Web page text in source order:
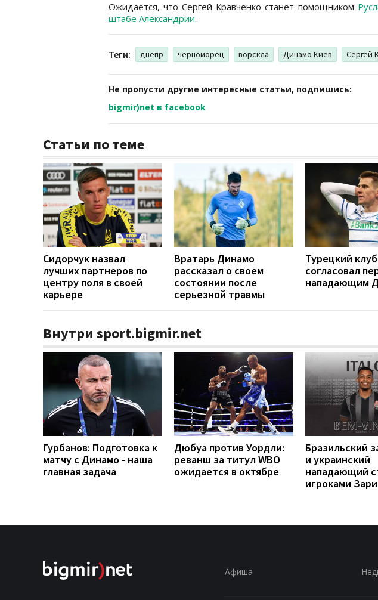
Ожидается, что Сергей Кравченко станет помощником
штабе Александрии.
Теги: днепр черноморец ворскла Динамо Киев Сергей
Не пропусти другие интересные статьи, подпишись:
bigmir)net в facebook
Статьи по теме
Cидорчук назвал
лучших партнеров по
центру поля в своей
карьере
Вратарь Динамо
рассказал о своем
состоянии после
серьезной травмы
Турецкий клуб
согласовал
нападающим
Внутри sport.bigmir.net
Гурбанов: Подготовка к
матчу с Динамо - наша
главная задача
Дюбуа против Уордли:
реванш за титул WBO
ожидается в октябре
Бразильский
и украинский
нападающий
игроками Зари
Афиша